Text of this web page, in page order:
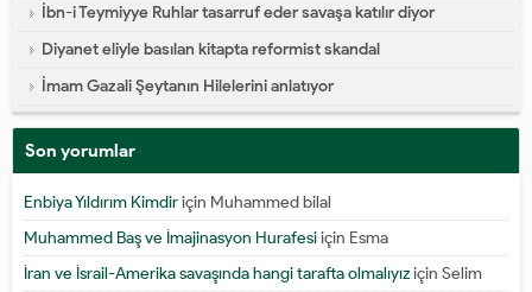
İbn-i Teymiyye Ruhlar tasarruf eder savaşa katılır diyor
Diyanet eliyle basılan kitapta reformist skandal
İmam Gazali Şeytanın Hilelerini anlatıyor
Son yorumlar
Enbiya Yıldırım Kimdiriçin Muhammed bilal
Muhammed Baş ve İmajinasyon Hurafesiiçin Esma
İran ve İsrail-Amerika savaşında hangi tarafta olmalıyıziçin Selim